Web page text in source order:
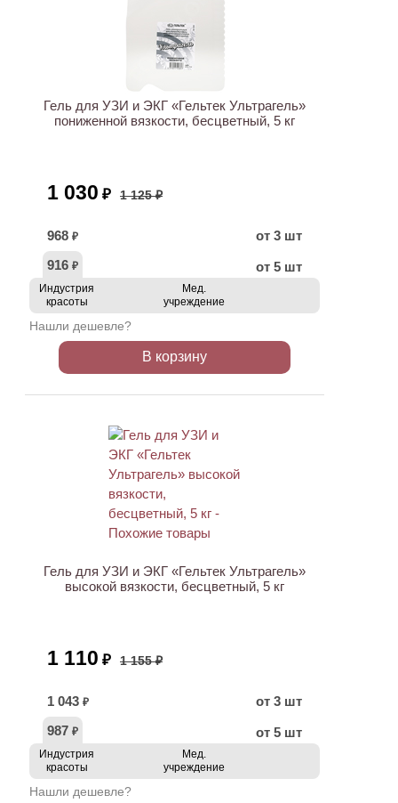
Гель для УЗИ и ЭКГ «Гельтек Ультрагель»
пониженной вязкости, бесцветный, 5 кг
1 030 ₽ 1 125 ₽
968 ₽
от 3 шт
916 ₽ от 5 шт
Индустрия
красоты
Мед.
учреждение
Нашли дешевле?
В корзину
Гель для УЗИ и ЭКГ «Гельтек Ультрагель»
высокой вязкости, бесцветный, 5 кг
1 110 ₽ 1 155 ₽
1 043 ₽
от 3 шт
987 ₽ от 5 шт
Индустрия
красоты
Мед.
учреждение
Нашли дешевле?